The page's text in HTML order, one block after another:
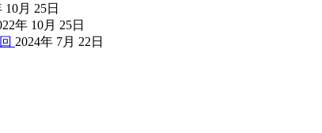
10月 25日
年 10月 25日
2024年 7月 22日